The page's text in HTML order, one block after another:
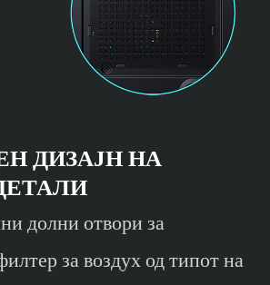
ДИЗАЈН НА
долни отвори за
за воздух од типот на